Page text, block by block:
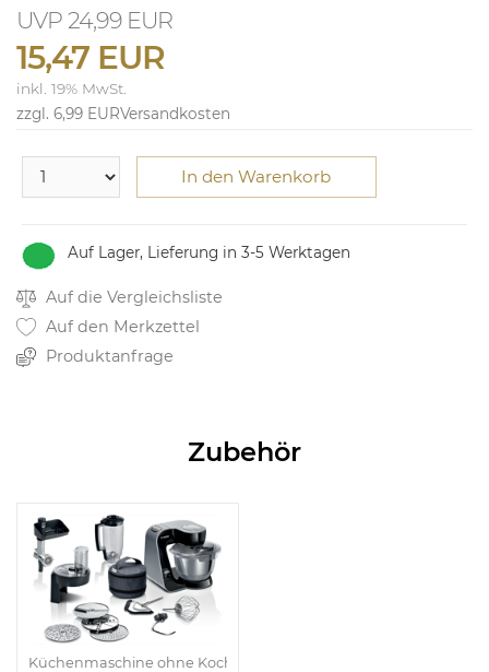
24,99 EUR
15,47 EUR
inkl. 19% MwSt.
zzgl. 6,99 EURVersandkosten
Auf Lager, Lieferung in 3-5 Werktagen
In den Warenkorb
Auf die Vergleichsliste
Auf den Merkzettel
Produktanfrage
Zubehör
Küchenmaschine ohne Kochfunktion